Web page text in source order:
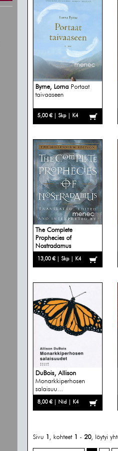
Byrne, Lorna Portaat
taivaaseen
5,00 € | Skp | K4
The Complete
Prophecies of
Nostradamus
13,00 € | Skp | K4
DuBois, Allison
Monarkkiperhosen
salaisuu...
8,00 € | Nid | K4
Sivu 1 , kohteet 1 - 20, löytyi